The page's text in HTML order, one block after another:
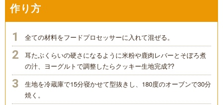
作り方
全ての材料をフードプロセッサーに入れて混ぜる。
耳たぶくらいの硬さになるように米粉や鹿肉レバーとそぼろ煮
の汁、ヨーグルトで調整したらクッキー生地完成??
生地を冷蔵庫で15分寝かせて型抜きし、180度のオーブンで30分
焼く。